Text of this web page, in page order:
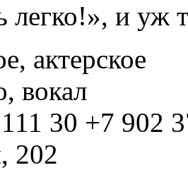
легко!», и уж
актерское
вокал
30 +7 902
202